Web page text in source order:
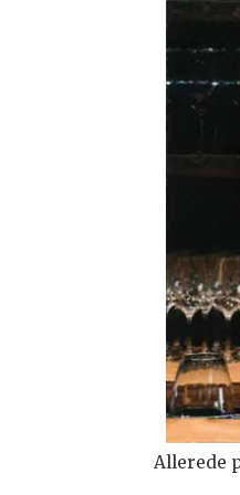
Allerede